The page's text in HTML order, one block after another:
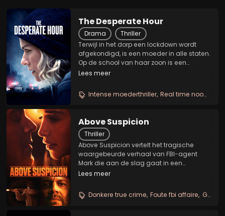
The Desperate Hour
Drama
Thriller
Terwijl in het dorp een lockdown wordt
afgekondigd, is een moeder in alle staten.
Op de school van haar zoon is een
schutter aanwezig. De vrouw snelt tegen
van haar zoon te redden.
Lees meer
Intense moederthriller Real time noodlot
Above Suspicion
Thriller
Above Suspicion vertelt het tragische
waargebeurde verhaal van FBI-agent
Mark die aan de slag gaat in een
bergstadje in Kentucky. Daar komt hij al
lokale vrouw Susan die zijn belangrijkste
informant wordt....
Lees meer
Donkere true crime Foute fbi affaire Grauwe smalltown thriller